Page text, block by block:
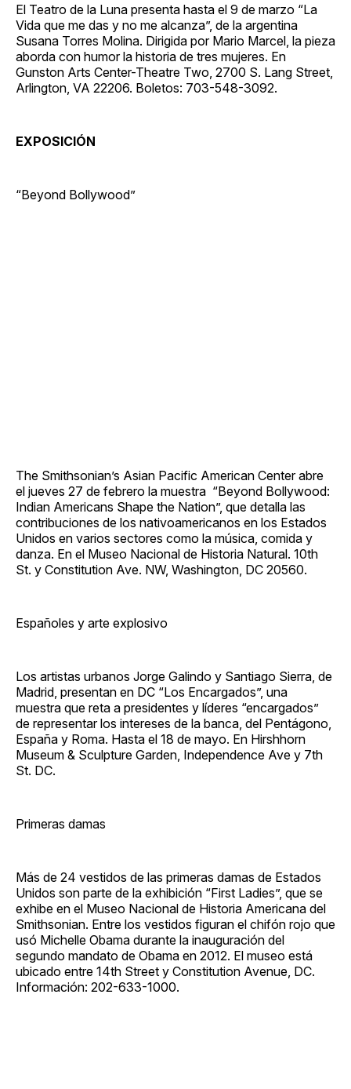
El Teatro de la Luna presenta hasta el 9 de marzo “La
Vida que me das y no me alcanza”, de la argentina
Susana Torres Molina. Dirigida por Mario Marcel, la pieza
aborda con humor la historia de tres mujeres. En
Gunston Arts Center-Theatre Two, 2700 S. Lang Street,
Arlington, VA 22206. Boletos: 703-548-3092.
EXPOSICIÓN
“Beyond Bollywood”
The Smithsonian’s Asian Pacific American Center abre
el jueves 27 de febrero la muestra “Beyond Bollywood:
Indian Americans Shape the Nation”, que detalla las
contribuciones de los nativoamericanos en los Estados
Unidos en varios sectores como la música, comida y
danza. En el Museo Nacional de Historia Natural. 10th
St. y Constitution Ave. NW, Washington, DC 20560.
Españoles y arte explosivo
Los artistas urbanos Jorge Galindo y Santiago Sierra, de
Madrid, presentan en DC “Los Encargados”, una
muestra que reta a presidentes y líderes “encargados”
de representar los intereses de la banca, del Pentágono,
España y Roma. Hasta el 18 de mayo. En Hirshhorn
Museum & Sculpture Garden, Independence Ave y 7th
St. DC.
Primeras damas
Más de 24 vestidos de las primeras damas de Estados
Unidos son parte de la exhibición “First Ladies”, que se
exhibe en el Museo Nacional de Historia Americana del
Smithsonian. Entre los vestidos figuran el chifón rojo que
usó Michelle Obama durante la inauguración del
segundo mandato de Obama en 2012. El museo está
ubicado entre 14th Street y Constitution Avenue, DC.
Información: 202-633-1000.